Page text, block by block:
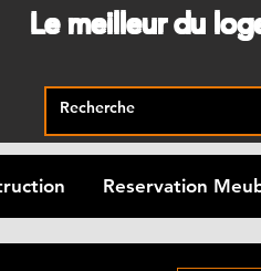
Le meilleur du
Reservation